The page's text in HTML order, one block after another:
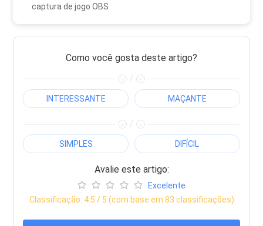
captura de jogo OBS
Como você gosta deste artigo?
/
INTERESSANTE MAÇANTE
/
SIMPLES DIFÍCIL
Avalie este artigo:
Excelente
Classificação: 4.5 / 5 (com base em 83 classificações)